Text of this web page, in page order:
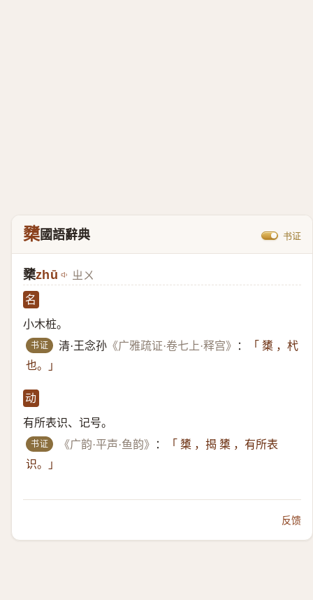
櫫國語辭典 书证
櫫zhū ㄓㄨ
名
小木桩。
书证 清·王念孙 《广雅疏证·卷七上·释宫》 ：
「 橥 ，杙
也。」
动
有所表识、记号。
书证 《广韵·平声·鱼韵》 ：
「 橥 ，揭 橥 ，有所表
识。」
反馈